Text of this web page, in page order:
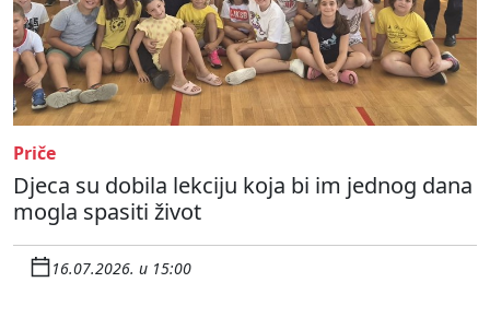
Priče
Djeca su dobila lekciju koja bi im jednog dana
mogla spasiti život
16.07.2026. u 15:00